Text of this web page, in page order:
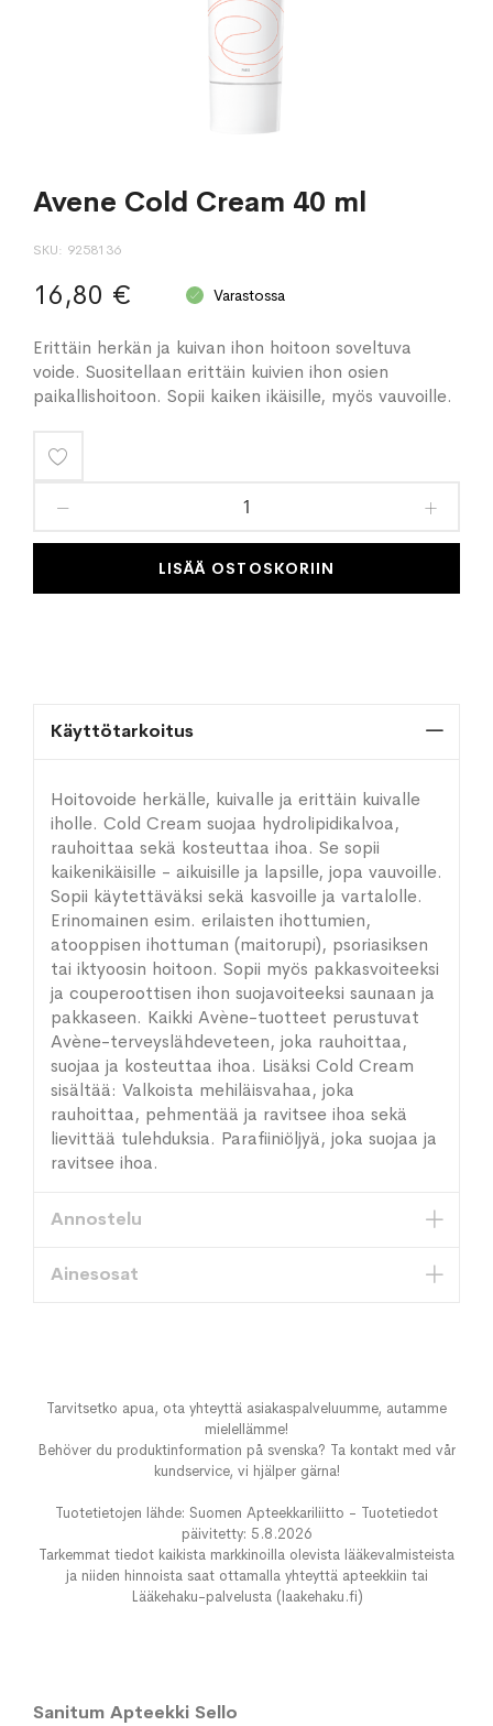
Avene Cold Cream 40 ml
SKU 9258136
16,80 € Varastossa
Erittäin herkän ja kuivan ihon hoitoon soveltuva
voide. Suositellaan erittäin kuivien ihon osien
paikallishoitoon. Sopii kaiken ikäisille, myös vauvoille.
toivelistaan
LISÄÄ OSTOSKORIIN
Käyttötarkoitus
Hoitovoide herkälle, kuivalle ja erittäin kuivalle
iholle. Cold Cream suojaa hydrolipidikalvoa,
rauhoittaa sekä kosteuttaa ihoa. Se sopii
kaikenikäisille - aikuisille ja lapsille, jopa vauvoille.
Sopii käytettäväksi sekä kasvoille ja vartalolle.
Erinomainen esim. erilaisten ihottumien,
atooppisen ihottuman (maitorupi), psoriasiksen
tai iktyoosin hoitoon. Sopii myös pakkasvoiteeksi
ja couperoottisen ihon suojavoiteeksi saunaan ja
pakkaseen. Kaikki Avène-tuotteet perustuvat
Avène-terveyslähdeveteen, joka rauhoittaa,
suojaa ja kosteuttaa ihoa. Lisäksi Cold Cream
sisältää: Valkoista mehiläisvahaa, joka
rauhoittaa, pehmentää ja ravitsee ihoa sekä
lievittää tulehduksia. Parafiiniöljyä, joka suojaa ja
ravitsee ihoa.
Annostelu
Ainesosat
Tarvitsetko apua, ota yhteyttä asiakaspalveluumme, autamme
mielellämme!
Behöver du produktinformation på svenska? Ta kontakt med vår
kundservice, vi hjälper gärna!
Tuotetietojen lähde: Suomen Apteekkariliitto - Tuotetiedot
päivitetty: 5.8.2026
Tarkemmat tiedot kaikista markkinoilla olevista lääkevalmisteista
ja niiden hinnoista saat ottamalla yhteyttä apteekkiin tai
Lääkehaku-palvelusta (laakehaku.fi)
Sanitum Apteekki Sello